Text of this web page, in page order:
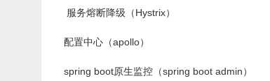
服务熔断降级（Hystrix）
配置中心（apollo）
spring boot原生监控（spring boot admin）